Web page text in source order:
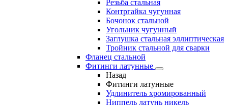
Резьба стальная
Контргайка чугунная
Бочонок стальной
Угольник чугунный
Заглушка стальная эллиптическая
Тройник стальной для сварки
Фланец стальной
Фитинги латунные
Назад
Фитинги латунные
Удлинитель хромированный
Ниппель латунь никель